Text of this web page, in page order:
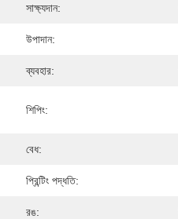
সাক্ষ্যদান:
উপাদান:
ব্যবহার:
শিপিং:
বেধ:
প্রিন্টিং পদ্ধতি:
রঙ: